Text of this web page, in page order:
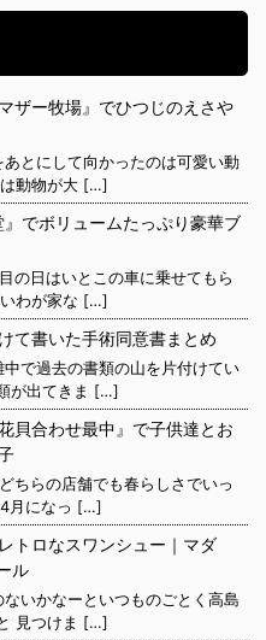
ザー牧場』でひつじのえさや
とにして向かったのは可愛い動
動物が大 […]
でボリュームたっぷり豪華ブ
の日はいとこの車に乗せてもら
わが家な […]
て書いた手術同意書まとめ
で過去の書類の山を片付けてい
が出てきま […]
貝合わせ最中』で子供達とお
ちらの店舗でも春らしさでいっ
4月になっ […]
トロなスワンシュー｜マダ
ル
いかなーといつものごとく高島
見つけま […]